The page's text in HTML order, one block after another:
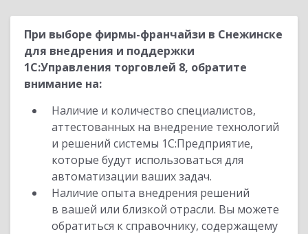
При выборе фирмы-франчайзи в Снежинске
для внедрения и поддержки
1С:Управления торговлей 8, обратите
внимание на:
Наличие и количество специалистов,
аттестованных на внедрение технологий
и решений системы 1С:Предприятие,
которые будут использоваться для
автоматизации ваших задач.
Наличие опыта внедрения решений
в вашей или близкой отрасли. Вы можете
обратиться к справочнику, содержащему